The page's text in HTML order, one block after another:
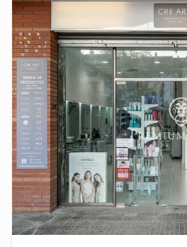
un total de 373 m2, au rez-de-
grenier. Règlement d'urbanisme (10.1gb – Bâtiment isolé à
faible densité) : Terrain minimum 800m2 Constructibilité
maximale de 0,45 m2/m2 de
15% Façade minimum de
réglementaire 11m = rez-de-
: Dans la limite de 15 % de
permis : Bâtiment isolé. Can Pere est situé à 15 minutes de
Sitges et bénéficie de
de l'année grâce à son
Garraf.